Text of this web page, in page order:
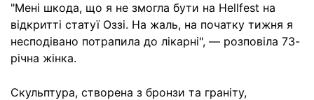
"Мені шкода, що я не змогла бути на Hellfest на
відкритті статуї Оззі. На жаль, на початку тижня я
несподівано потрапила до лікарні", — розповіла 73-
річна жінка.
Скульптура, створена з бронзи та граніту,